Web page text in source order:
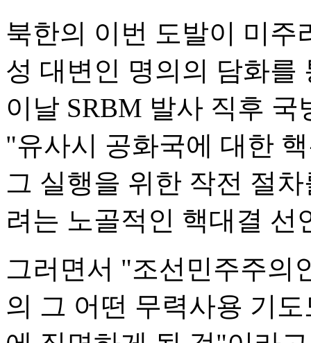
북한의 이번 도발이 미주
성 대변인 명의의 담화를
이날 SRBM 발사 직후
"유사시 공화국에 대한
그 실행을 위한 작전 절
려는 노골적인 핵대결
그러면서 "조선민주주의
의 그 어떤 무력사용 기